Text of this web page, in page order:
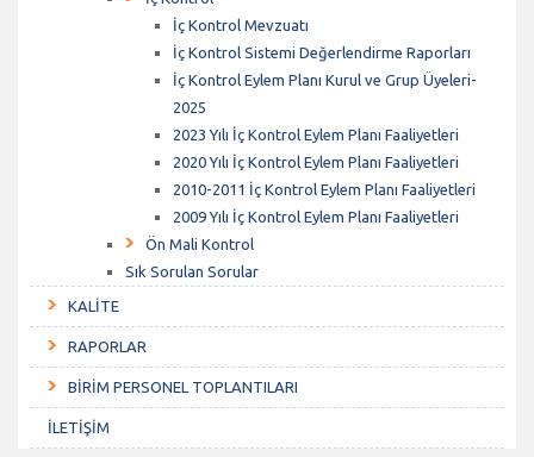
İç Kontrol Mevzuatı
İç Kontrol Sistemi Değerlendirme Raporları
İç Kontrol Eylem Planı Kurul ve Grup Üyeleri-
2025
2023 Yılı İç Kontrol Eylem Planı Faaliyetleri
2020 Yılı İç Kontrol Eylem Planı Faaliyetleri
2010-2011 İç Kontrol Eylem Planı Faaliyetleri
2009 Yılı İç Kontrol Eylem Planı Faaliyetleri
Ön Mali Kontrol
Sık Sorulan Sorular
KALİTE
RAPORLAR
BİRİM PERSONEL TOPLANTILARI
İLETİŞİM